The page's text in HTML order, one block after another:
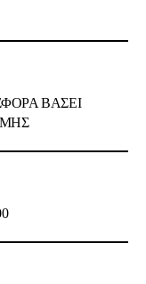
ΒΑΣΕΙ